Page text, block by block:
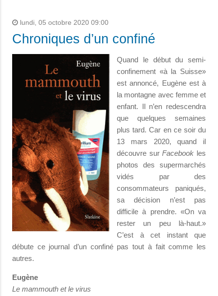
lundi, 05 octobre 2020 09:00
Chroniques d’un confiné
Quand le début du semi-
confinement «à la Suisse»
est annoncé, Eugène est à
la montagne avec femme et
enfant. Il n’en redescendra
que quelques semaines
plus tard. Car en ce soir du
13 mars 2020, quand il
découvre surFacebook les
photos des supermarchés
vidés par des
consommateurs paniqués,
sa décision n’est pas
difficile à prendre. «On va
rester un peu là-haut.»
C’est à cet instant que
débute ce journal d’un confiné pas tout à fait comme les
autres.
Eugène
Le mammouth et le virus